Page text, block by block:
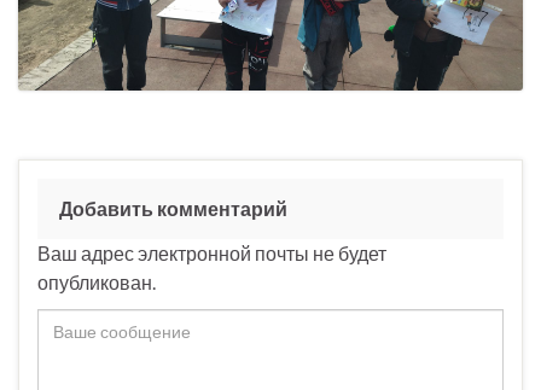
Добавить комментарий
Ваш адрес электронной почты не будет
опубликован.